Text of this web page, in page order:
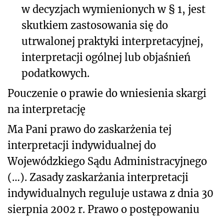
w decyzjach wymienionych w § 1, jest
skutkiem zastosowania się do
utrwalonej praktyki interpretacyjnej,
interpretacji ogólnej lub objaśnień
podatkowych.
Pouczenie o prawie do wniesienia skargi
na interpretację
Ma Pani prawo do zaskarżenia tej
interpretacji indywidualnej do
Wojewódzkiego Sądu Administracyjnego
(…). Zasady zaskarżania interpretacji
indywidualnych reguluje ustawa z dnia 30
sierpnia 2002 r. Prawo o postępowaniu